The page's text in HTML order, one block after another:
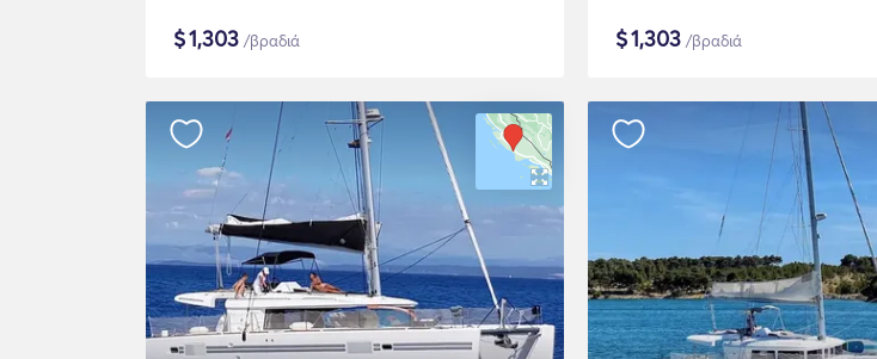
$1,303 /βραδιά $1,303 /βραδιά